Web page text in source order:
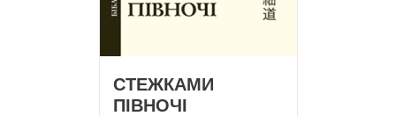
СТЕЖКАМИ
ПІВНОЧІ